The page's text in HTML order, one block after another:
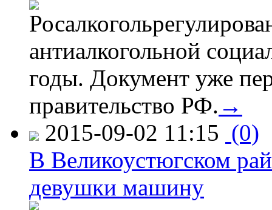
антиалкогольной
годы. Документ уже
правительство РФ. →
2015-09-02 11:15 (0)
В Великоустюгском
девушки машину